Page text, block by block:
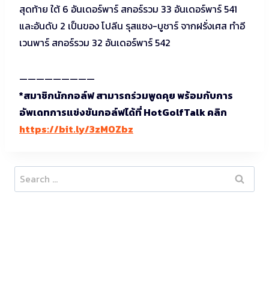
สุดท้าย ใต้ 6 อันเดอร์พาร์ สกอร์รวม 33 อันเดอร์พาร์ 541
และอันดับ 2 เป็นของ โปลีน รุสแซง-บูชาร์ จากฝรั่งเศส ทำอี
เวนพาร์ สกอร์รวม 32 อันเดอร์พาร์ 542
—————————
*สมาชิกนักกอล์ฟ สามารถร่วมพูดคุย พร้อมกับการ
อัพเดทการแข่งขันกอล์ฟได้ที่ HotGolfTalk คลิก
https://bit.ly/3zMOZbz
Search
for: